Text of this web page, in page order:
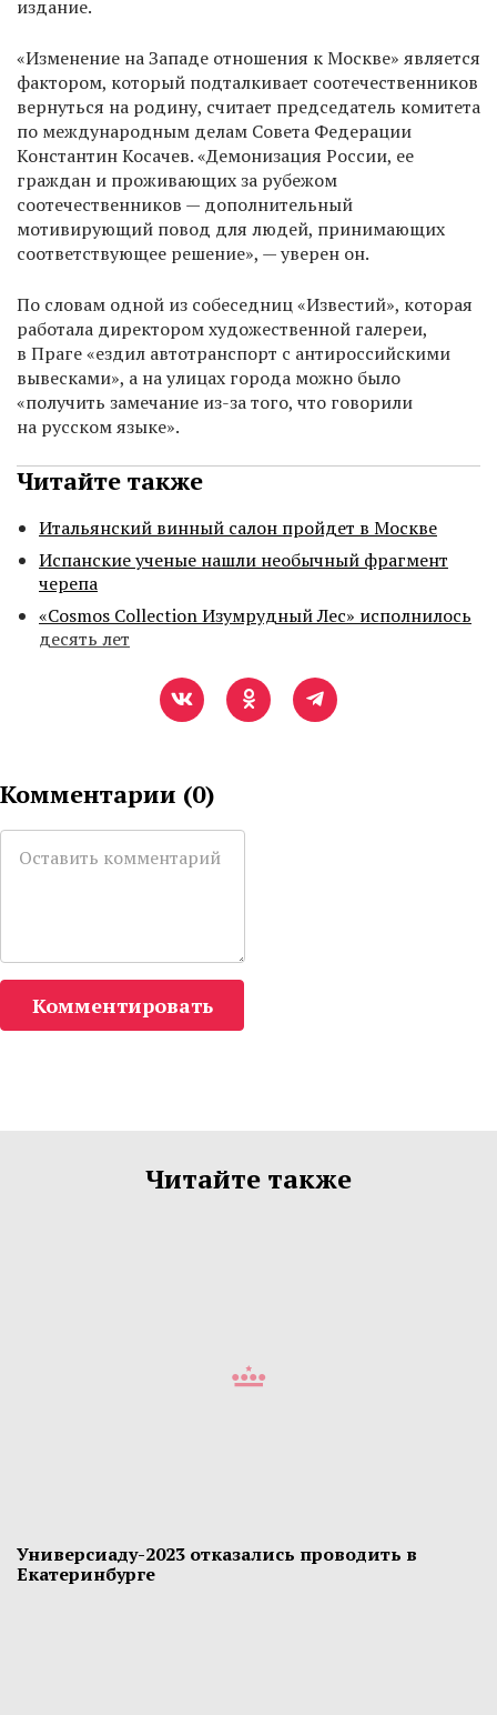
издание.
«Изменение на Западе отношения к Москве» является
фактором, который подталкивает соотечественников
вернуться на родину, считает председатель комитета
по международным делам Совета Федерации
Константин Косачев. «Демонизация России, ее
граждан и проживающих за рубежом
соотечественников — дополнительный
мотивирующий повод для людей, принимающих
соответствующее решение», — уверен он.
По словам одной из собеседниц «Известий», которая
работала директором художественной галереи,
в Праге «ездил автотранспорт с антироссийскими
вывесками», а на улицах города можно было
«получить замечание из-за того, что говорили
на русском языке».
Читайте также
Итальянский винный салон пройдет в Москве
Испанские ученые нашли необычный фрагмент
черепа
«Cosmos Collection Изумрудный Лес» исполнилось
десять лет
Комментарии (0)
Комментировать
Читайте также
Универсиаду-2023 отказались проводить в
Екатеринбурге